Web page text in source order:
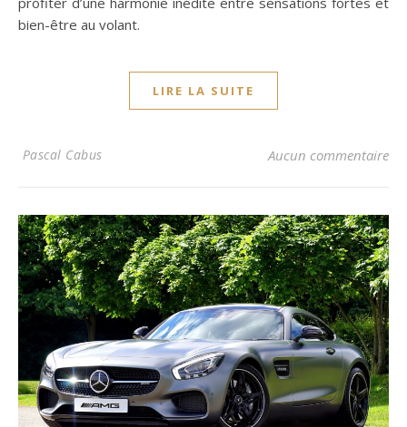
bien-être au volant.
LIRE LA SUITE
Pascal Cabus Aucun commentaire